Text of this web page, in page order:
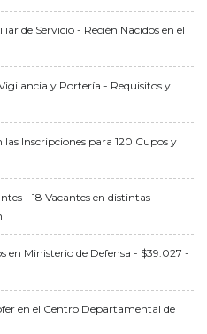
de Servicio - Recién Nacidos en el
y Portería - Requisitos y
Inscripciones para 120 Cupos y
- 18 Vacantes en distintas
Ministerio de Defensa - $39.027 -
en el Centro Departamental de